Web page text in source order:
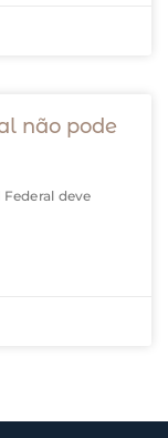
não pode
deve